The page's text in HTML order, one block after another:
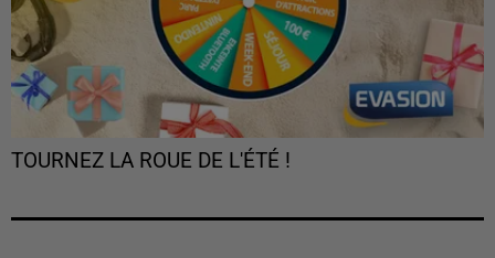
TOURNEZ LA ROUE DE L'ÉTÉ !